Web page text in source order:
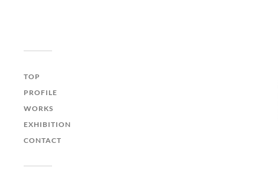
| イラストレーター 井
TOP
PROFILE
WORKS
EXHIBITION
CONTACT